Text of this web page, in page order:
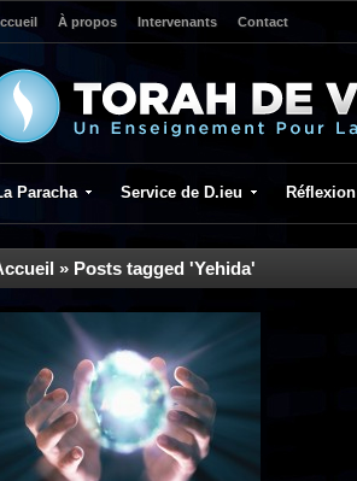
À propos Intervenants Contact
Paracha Service de D.ieu Réflexion
» Posts tagged 'Yehida'